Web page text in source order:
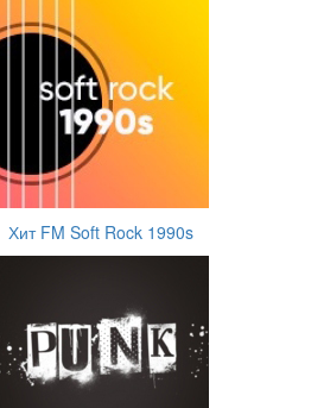
Хит FM Soft Rock 1990s